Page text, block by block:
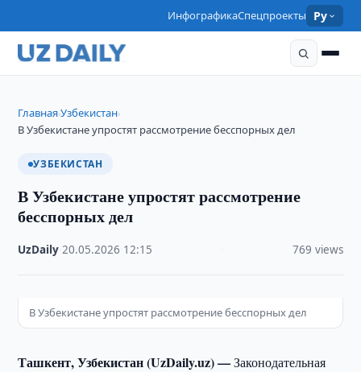
ИнфографикаСпецпроекты Ру
Главная›Узбекистан›
В Узбекистане упростят рассмотрение бесспорных дел
УЗБЕКИСТАН
В Узбекистане упростят рассмотрение
бесспорных дел
UzDaily ·20.05.2026 12:15 769 views
В Узбекистане упростят рассмотрение бесспорных дел
Ташкент, Узбекистан (UzDaily.uz) —Законодательная